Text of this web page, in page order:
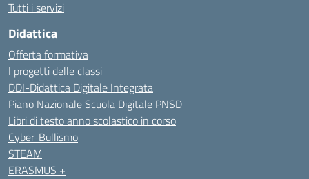
Tutti i servizi
Didattica
Offerta formativa
I progetti delle classi
DDI-Didattica Digitale Integrata
Piano Nazionale Scuola Digitale PNSD
Libri di testo anno scolastico in corso
Cyber-Bullismo
STEAM
ERASMUS +